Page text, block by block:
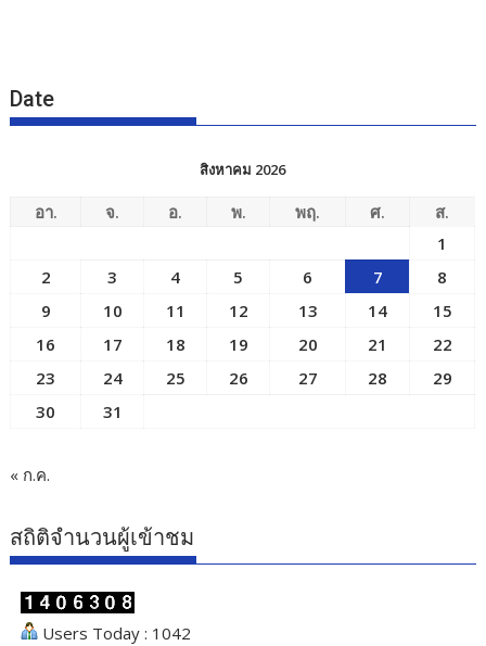
Date
สิงหาคม 2026
อา. จ. อ. พ. พฤ. ศ.
ส.
1
2
3 4 5 6 7
8
9
10 11 12 13 14
15
16
17 18 19 20 21
22
23
24 25 26 27 28
29
30
31
« ก.ค.
สถิติจำนวนผู้เข้าชม
Users Today : 1042